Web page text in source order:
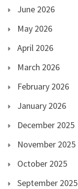
June 2026
May 2026
April 2026
March 2026
February 2026
January 2026
December 2025
November 2025
October 2025
September 2025